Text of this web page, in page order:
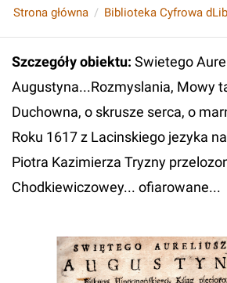
Strona główna Biblioteka Cyfrowa
Szczegóły obiektu: Swietego
Augustyna...Rozmyslania, Mowy
Duchowna, o skrusze serca, o
Roku 1617 z Lacinskiego jezyka
Piotra Kazimierza Tryzny
Chodkiewiczowey... ofiarowane...